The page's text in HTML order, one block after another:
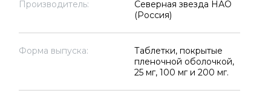
Производитель:
Северная звезда НАО
(Россия)
Форма выпуска:
Таблетки, покрытые
пленочной оболочкой,
25 мг, 100 мг и 200 мг.